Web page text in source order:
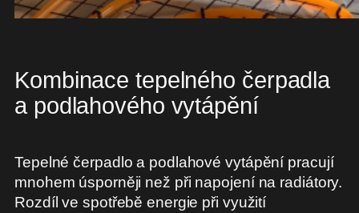
Kombinace tepelného čerpadla
a podlahového vytápění
Tepelné čerpadlo a podlahové vytápění pracují
mnohem úsporněji než při napojení na radiátory.
Rozdíl ve spotřebě energie při využití